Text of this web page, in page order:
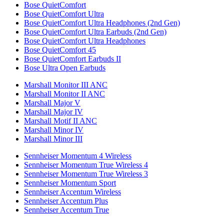
Bose QuietComfort
Bose QuietComfort Ultra
Bose QuietComfort Ultra Headphones (2nd Gen)
Bose QuietComfort Ultra Earbuds (2nd Gen)
Bose QuietComfort Ultra Headphones
Bose QuietComfort 45
Bose QuietComfort Earbuds II
Bose Ultra Open Earbuds
Marshall Monitor III ANC
Marshall Monitor II ANC
Marshall Major V
Marshall Major IV
Marshall Motif II ANC
Marshall Minor IV
Marshall Minor III
Sennheiser Momentum 4 Wireless
Sennheiser Momentum True Wireless 4
Sennheiser Momentum True Wireless 3
Sennheiser Momentum Sport
Sennheiser Accentum Wireless
Sennheiser Accentum Plus
Sennheiser Accentum True